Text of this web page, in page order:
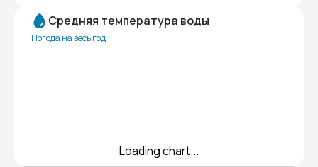
Средняя температура воды
Погода на весь год
Loading chart...